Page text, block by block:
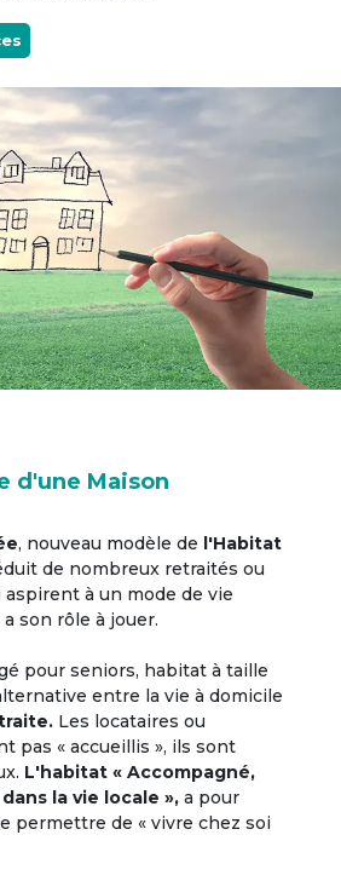
d'une Maison
, nouveau modèle de l'Habitat
de nombreux retraités ou
à un mode de vie
son rôle à jouer.
pour seniors, habitat à taille
entre la vie à domicile
Les locataires ou
pas « accueillis », ils sont
L'habitat « Accompagné,
la vie locale », a pour
permettre de « vivre chez soi